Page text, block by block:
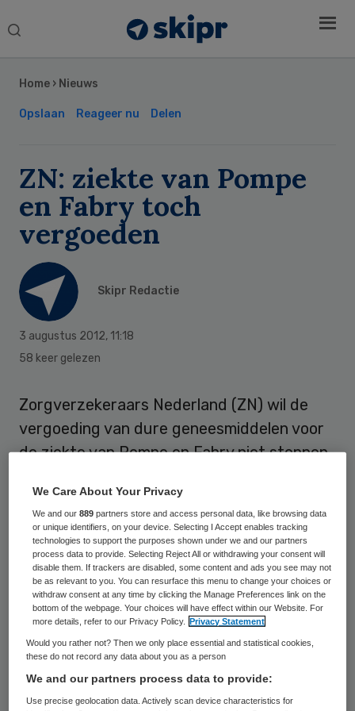
Search
Home › Nieuws
Opslaan Reageer nu Delen
ZN: ziekte van Pompe
en Fabry toch
vergoeden
Skipr Redactie
3 augustus 2012, 11:18
58 keer gelezen
Zorgverzekeraars Nederland (ZN) wil de
vergoeding van dure geneesmiddelen voor
de ziekte van Pompe en Fabry niet stoppen.
College voor Zorgverzekeringen (CVZ). Dat
adviesorgaan zegt in een conceptadvies die
dure geneesmiddelen niet langer willen te
vergoeden.
De zorgverzekeraars reageren omdat ten
onrechte de suggestie is gewekt dat ze dit
plan steunen. ZN is daar verbaasd over
omdat de ze zich nog nooit over dit
onderwerp heeft uitgelaten.
Sidebar
We Care About Your Privacy
We and our889 partners store and access personal data, like browsing data
or unique identifiers, on your device. Selecting I Accept enables tracking
technologies to support the purposes shown under we and our partners
process data to provide. Selecting Reject All or withdrawing your consent will
disable them. If trackers are disabled, some content and ads you see may not
be as relevant to you. You can resurface this menu to change your choices or
withdraw consent at any time by clicking the Manage Preferences link on the
bottom of the webpage. Your choices will have effect within our Website. For
more details, refer to our Privacy Policy.
Privacy Statement
Would you rather not? Then we only place essential and statistical cookies,
these do not record any data about you as a person
We and our partners process data to provide:
Use precise geolocation data. Actively scan device characteristics for